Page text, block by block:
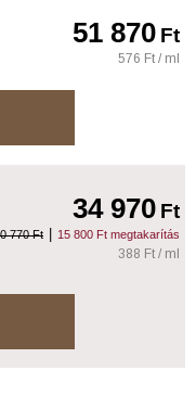
51 870Ft
576 Ft / ml
770 Ft | 15 800 Ft megtakarítás
34 970Ft
388 Ft / ml